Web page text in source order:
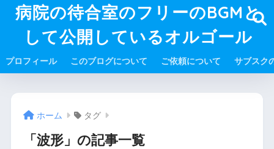
病院の待合室のフリーのBGMと
して公開しているオルゴール
プロフィール このブログについて ご依頼について サブスク
ホーム タグ
「波形」の記事一覧